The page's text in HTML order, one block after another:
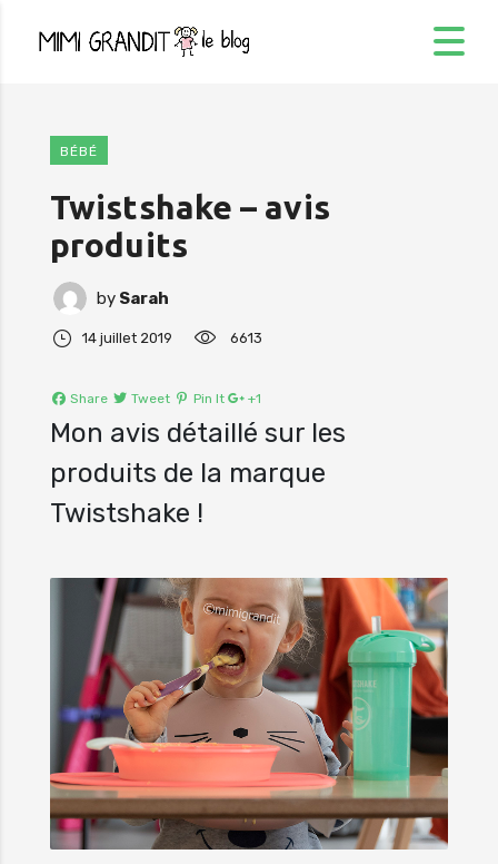
BÉBÉ
Twistshake – avis
produits
by Sarah
14 juillet 2019 6613
Share Tweet Pin It +1
Mon avis détaillé sur les
produits de la marque
Twistshake !